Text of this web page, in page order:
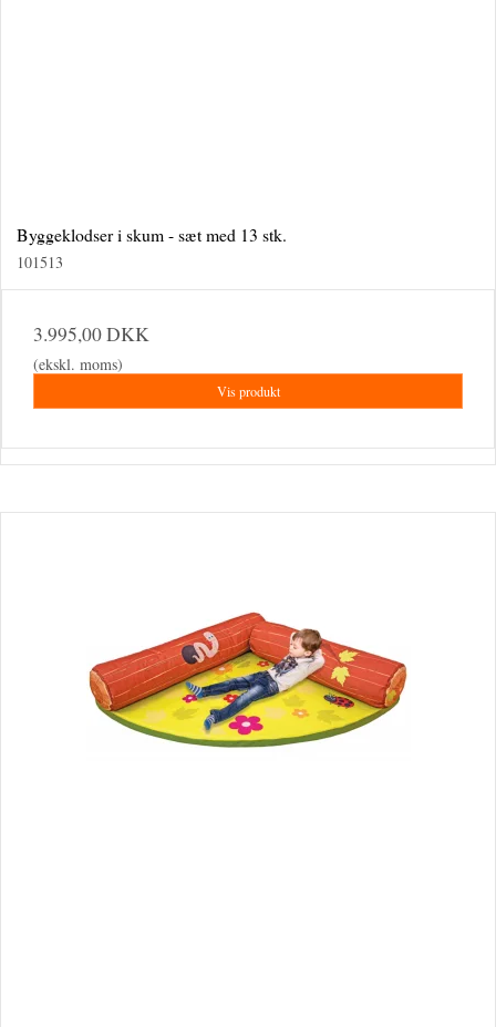
Byggeklodser i skum - sæt med 13 stk.
101513
3.995,00 DKK
(ekskl. moms)
Vis produkt